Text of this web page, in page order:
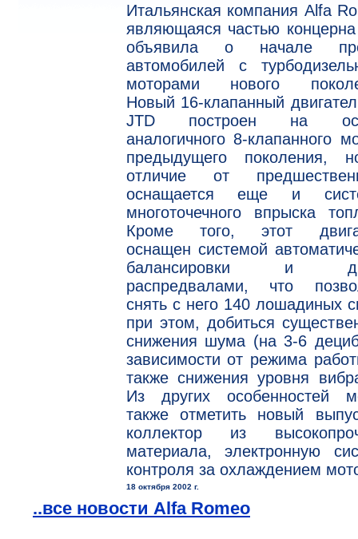
Итальянская компания Alfa
являющаяся частью
объявила о начале
автомобилей с
моторами нового
Новый 16-клапанный
JTD построен на
аналогичного 8-клапанного
предыдущего поколения,
отличие от
оснащается еще и
многоточечного впрыска
Кроме того, этот
оснащен системой
балансировки и
распредвалами, что
снять с него 140 лошадиных
при этом, добиться
снижения шума (на 3-6
зависимости от режима
также снижения уровня
Из других особенностей
также отметить новый
коллектор из
материала, электронную
контроля за охлаждением
18 октября 2002 г.
..все новости Alfa Romeo